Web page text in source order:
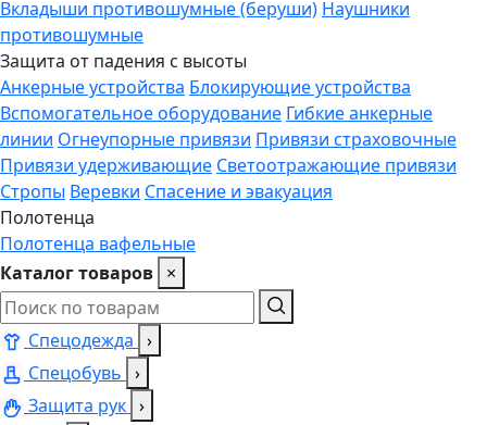
Вкладыши противошумные (беруши) Наушники
противошумные
Защита от падения с высоты
Анкерные устройства Блокирующие устройства
Вспомогательное оборудование Гибкие анкерные
линии Огнеупорные привязи Привязи страховочные
Привязи удерживающие Светоотражающие привязи
Стропы Веревки Спасение и эвакуация
Полотенца
Полотенца вафельные
Каталог товаров ×
Спецодежда ›
Спецобувь ›
Защита рук ›